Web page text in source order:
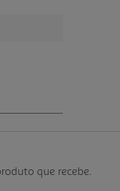
que recebe.